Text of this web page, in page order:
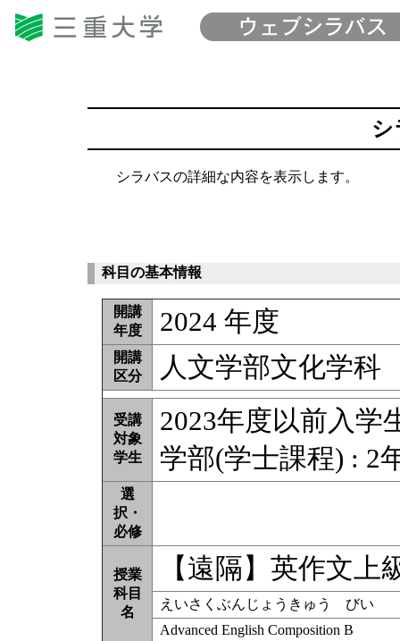
シ
シラバスの詳細な内容を表示します。
科目の基本情報
開講
年度
2024 年度
開講
区分
人文学部文化学科
受講
対象
学生
2023年度以前入学
学部(学士課程) : 2
選
択・
必修
授業
科目
名
【遠隔】英作文上
えいさくぶんじょうきゅう びい
Advanced English Composition B